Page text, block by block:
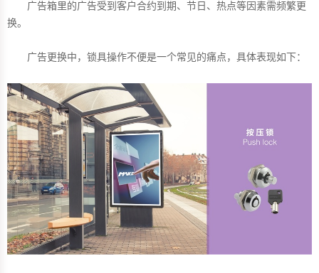
广告箱里的广告受到客户合约到期、节日、热点等因素需频繁更
换。
广告更换中，锁具操作不便是一个常见的痛点，具体表现如下：